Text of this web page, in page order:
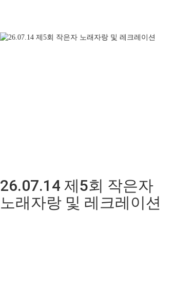
26.07.14 제5회 작은자
노래자랑 및 레크레이션